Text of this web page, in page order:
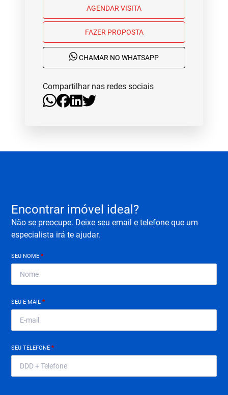
AGENDAR VISITA
FAZER PROPOSTA
CHAMAR NO WHATSAPP
Compartilhar nas redes sociais
Encontrar imóvel ideal?
Não se preocupe. Deixe seu email e telefone que um
especialista irá te ajudar.
SEU NOME*
SEU E-MAIL*
SEU TELEFONE*